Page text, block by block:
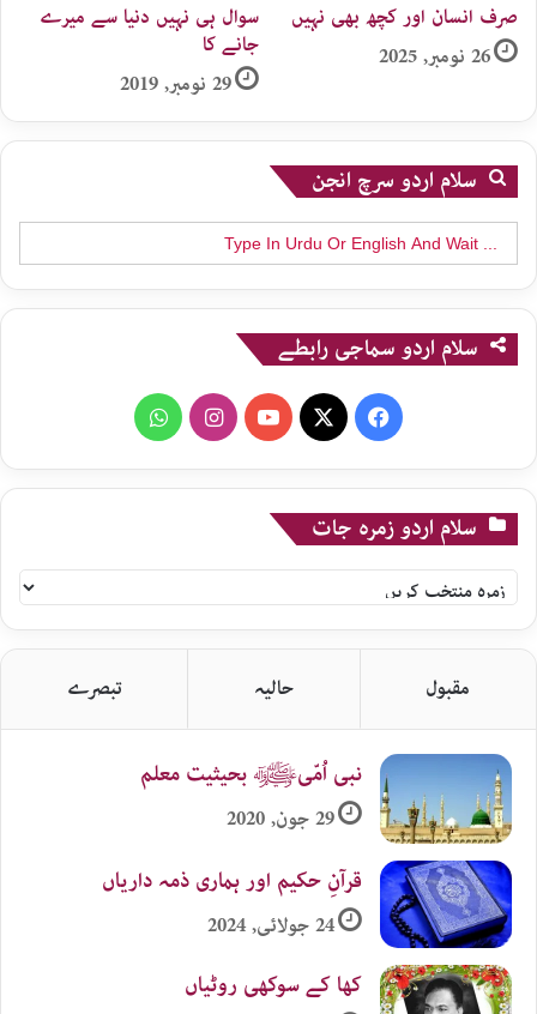
صرف انسان اور کچھ بھی نہیں
26 نومبر, 2025
سوال ہی نہیں دنیا سے میرے
جانے کا​
29 نومبر, 2019
سلام اردو سرچ انجن
Search
for:
سلام اردو سماجی رابطے
Facebook
YouTube
Instagram
WhatsApp
سلام اردو زمرہ جات
سلام
اردو
زمرہ
جات
مقبول حالیہ تبصرے
نبی اُمّیﷺ بحیثیت معلم
29 جون, 2020
قرآنِ حکیم اور ہماری ذمہ داریاں
24 جولائی, 2024
کھا کے سوکھی روٹیاں